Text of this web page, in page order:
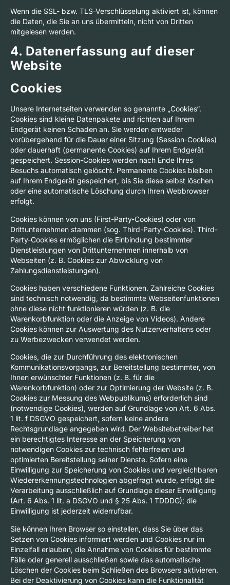
Wenn die SSL- bzw. TLS-Verschlüsselung aktiviert ist, können
die Daten, die Sie an uns übermitteln, nicht von Dritten
mitgelesen werden.
4. Datenerfassung auf dieser
Website
Cookies
Unsere Internetseiten verwenden so genannte „Cookies“.
Cookies sind kleine Datenpakete und richten auf Ihrem
Endgerät keinen Schaden an. Sie werden entweder
vorübergehend für die Dauer einer Sitzung (Session-Cookies)
oder dauerhaft (permanente Cookies) auf Ihrem Endgerät
gespeichert. Session-Cookies werden nach Ende Ihres
Besuchs automatisch gelöscht. Permanente Cookies bleiben
auf Ihrem Endgerät gespeichert, bis Sie diese selbst löschen
oder eine automatische Löschung durch Ihren Webbrowser
erfolgt.
Cookies können von uns (First-Party-Cookies) oder von
Drittunternehmen stammen (sog. Third-Party-Cookies). Third-
Party-Cookies ermöglichen die Einbindung bestimmter
Dienstleistungen von Drittunternehmen innerhalb von
Webseiten (z. B. Cookies zur Abwicklung von
Zahlungsdienstleistungen).
Cookies haben verschiedene Funktionen. Zahlreiche Cookies
sind technisch notwendig, da bestimmte Webseitenfunktionen
ohne diese nicht funktionieren würden (z. B. die
Warenkorbfunktion oder die Anzeige von Videos). Andere
Cookies können zur Auswertung des Nutzerverhaltens oder
zu Werbezwecken verwendet werden.
Cookies, die zur Durchführung des elektronischen
Kommunikationsvorgangs, zur Bereitstellung bestimmter, von
Ihnen erwünschter Funktionen (z. B. für die
Warenkorbfunktion) oder zur Optimierung der Website (z. B.
Cookies zur Messung des Webpublikums) erforderlich sind
(notwendige Cookies), werden auf Grundlage von Art. 6 Abs.
1 lit. f DSGVO gespeichert, sofern keine andere
Rechtsgrundlage angegeben wird. Der Websitebetreiber hat
ein berechtigtes Interesse an der Speicherung von
notwendigen Cookies zur technisch fehlerfreien und
optimierten Bereitstellung seiner Dienste. Sofern eine
Einwilligung zur Speicherung von Cookies und vergleichbaren
Wiedererkennungstechnologien abgefragt wurde, erfolgt die
Verarbeitung ausschließlich auf Grundlage dieser Einwilligung
(Art. 6 Abs. 1 lit. a DSGVO und § 25 Abs. 1 TDDDG); die
Einwilligung ist jederzeit widerrufbar.
Sie können Ihren Browser so einstellen, dass Sie über das
Setzen von Cookies informiert werden und Cookies nur im
Einzelfall erlauben, die Annahme von Cookies für bestimmte
Fälle oder generell ausschließen sowie das automatische
Löschen der Cookies beim Schließen des Browsers aktivieren.
Bei der Deaktivierung von Cookies kann die Funktionalität